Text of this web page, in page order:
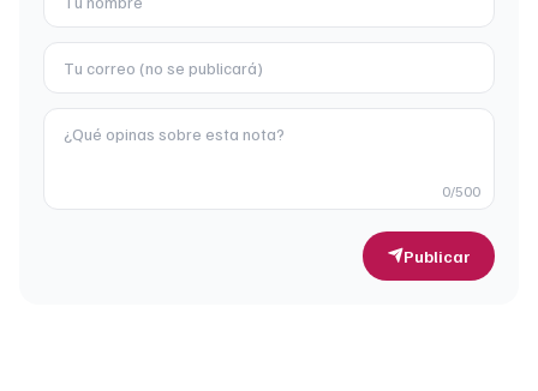
0/500
Publicar